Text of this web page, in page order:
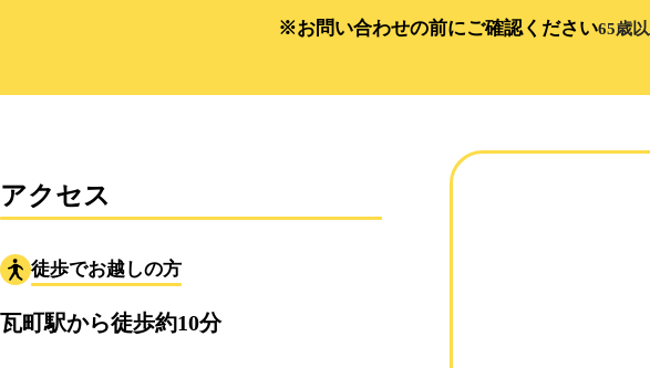
※お問い合わせの前にご確認ください65歳
アクセス
徒歩でお越しの方
瓦町駅から徒歩約10分